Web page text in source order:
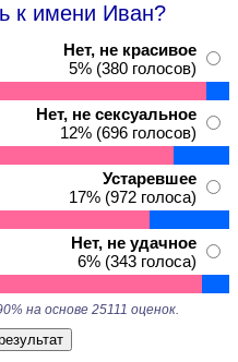
к имени Иван?
Нет, не красивое
5% (380 голосов)
Нет, не сексуальное
12% (696 голосов)
Устаревшее
17% (972 голоса)
Нет, не удачное
6% (343 голоса)
на основе 25111 оценок.